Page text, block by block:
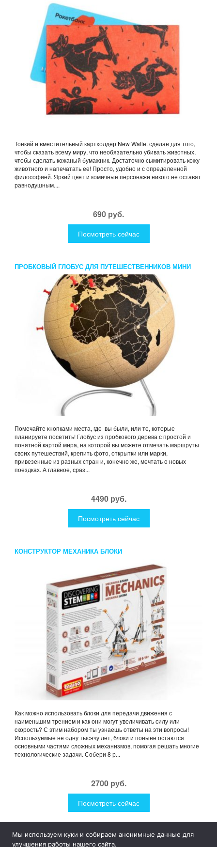
Тонкий и вместительный картхолдер New Wallet сделан для того,
чтобы сказать всему миру, что необязательно убивать животных,
чтобы сделать кожаный бумажник. Достаточно сымитировать кожу
животного и напечатать ее! Просто, удобно и с определенной
философией. Яркий цвет и комичные персонажи никого не оставят
равнодушным....
690 руб.
Посмотреть сейчас
ПРОБКОВЫЙ ГЛОБУС ДЛЯ ПУТЕШЕСТВЕННИКОВ МИНИ
Помечайте кнопками места, где вы были, или те, которые
планируете посетить! Глобус из пробкового дерева с простой и
понятной картой мира, на которой вы можете отмечать маршруты
своих путешествий, крепить фото, открытки или марки,
привезенные из разных стран и, конечно же, мечтать о новых
поездках. А главное, сраз...
4490 руб.
Посмотреть сейчас
КОНСТРУКТОР МЕХАНИКА БЛОКИ
Как можно использовать блоки для передачи движения с
наименьшим трением и как они могут увеличивать силу или
скорость? С этим набором ты узнаешь ответы на эти вопросы!
Используемые не одну тысячу лет, блоки и поныне остаются
основными частями сложных механизмов, помогая решать многие
технологические задачи. Собери 8 р...
2700 руб.
Посмотреть сейчас
1Like
Мы используем куки и собираем анонимные данные для
улучшения работы нашего сайта.